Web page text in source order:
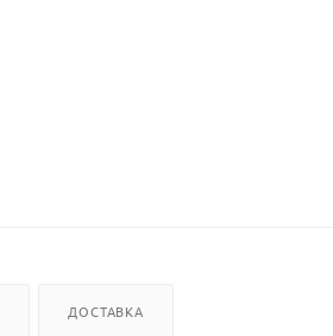
ДОСТАВКА